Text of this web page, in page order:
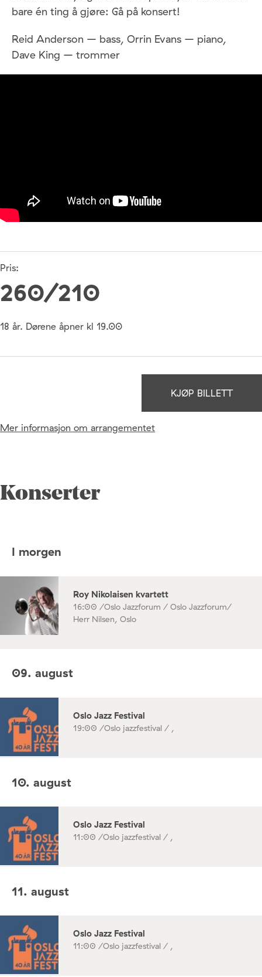
bare én ting å gjøre: Gå på konsert!
Reid Anderson – bass, Orrin Evans – piano,
Dave King – trommer
Pris:
260/210
18 år. Dørene åpner kl 19.00
KJØP BILLETT
Mer informasjon om arrangementet
Konserter
I morgen
Roy Nikolaisen kvartett
16:00 /Oslo Jazzforum / Oslo Jazzforum/
Herr Nilsen, Oslo
09. august
Oslo Jazz Festival
19:00 /Oslo jazzfestival / ,
10. august
Oslo Jazz Festival
11:00 /Oslo jazzfestival / ,
11. august
Oslo Jazz Festival
11:00 /Oslo jazzfestival / ,